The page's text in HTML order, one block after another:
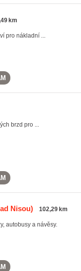
km
pro nákladní ...
brzd pro ...
Nisou) 102,29 km
autobusy a návěsy.